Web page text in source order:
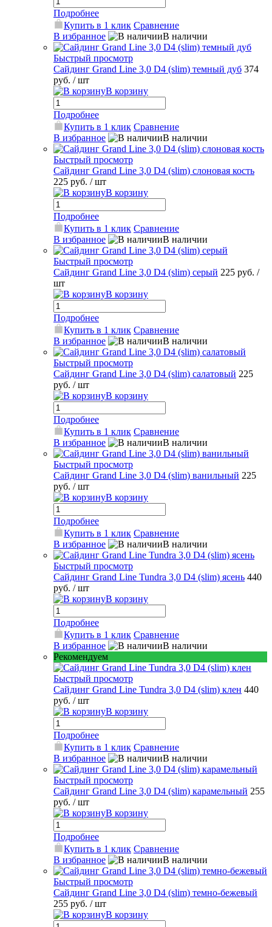
Подробнее
Купить в 1 клик Сравнение
В избранное
В наличии
Быстрый просмотр
Сайдинг Grand Line 3,0 D4 (slim) темный дуб 374
руб. / шт
В корзину
Подробнее
Купить в 1 клик Сравнение
В избранное
В наличии
Быстрый просмотр
Сайдинг Grand Line 3,0 D4 (slim) слоновая кость
225 руб. / шт
В корзину
Подробнее
Купить в 1 клик Сравнение
В избранное
В наличии
Быстрый просмотр
Сайдинг Grand Line 3,0 D4 (slim) серый 225 руб. /
шт
В корзину
Подробнее
Купить в 1 клик Сравнение
В избранное
В наличии
Быстрый просмотр
Сайдинг Grand Line 3,0 D4 (slim) салатовый 225
руб. / шт
В корзину
Подробнее
Купить в 1 клик Сравнение
В избранное
В наличии
Быстрый просмотр
Сайдинг Grand Line 3,0 D4 (slim) ванильный 225
руб. / шт
В корзину
Подробнее
Купить в 1 клик Сравнение
В избранное
В наличии
Быстрый просмотр
Сайдинг Grand Line Tundra 3,0 D4 (slim) ясень 440
руб. / шт
В корзину
Подробнее
Купить в 1 клик Сравнение
В избранное
В наличии
Рекомендуем
Быстрый просмотр
Сайдинг Grand Line Tundra 3,0 D4 (slim) клен 440
руб. / шт
В корзину
Подробнее
Купить в 1 клик Сравнение
В избранное
В наличии
Быстрый просмотр
Сайдинг Grand Line 3,0 D4 (slim) карамельный 255
руб. / шт
В корзину
Подробнее
Купить в 1 клик Сравнение
В избранное
В наличии
Быстрый просмотр
Сайдинг Grand Line 3,0 D4 (slim) темно-бежевый
255 руб. / шт
В корзину